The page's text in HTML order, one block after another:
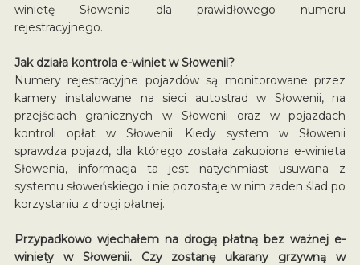
winietę Słowenia dla prawidłowego numeru
rejestracyjnego.
Jak działa kontrola e-winiet w Słowenii?
Numery rejestracyjne pojazdów są monitorowane przez
kamery instalowane na sieci autostrad w Słowenii, na
przejściach granicznych w Słowenii oraz w pojazdach
kontroli opłat w Słowenii. Kiedy system w Słowenii
sprawdza pojazd, dla którego została zakupiona e-winieta
Słowenia, informacja ta jest natychmiast usuwana z
systemu słoweńskiego i nie pozostaje w nim żaden ślad po
korzystaniu z drogi płatnej.
Przypadkowo wjechałem na drogą płatną bez ważnej e-
winiety w Słowenii. Czy zostanę ukarany grzywną w